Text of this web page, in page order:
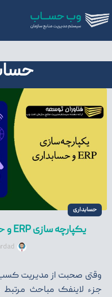
حسابداری
یکپارچه سازی ERP و حسابداری: راهنمای جامع
وقتی صحبت از مدیریت کسب
جزء لاینفک مباحث